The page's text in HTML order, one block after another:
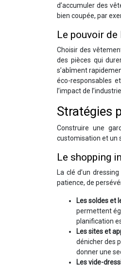
d’accumuler des
bien coupée, par
Le pouvoir
Choisir des
des pièces qui
s’abîment
éco-responsables
l’impact de
Stratégies
Construire une
customisation et un
Le shopping
La clé d’un
patience, de
Les soldes et
permettent
planification
Les sites et
dénicher des
donner une
Les vide-